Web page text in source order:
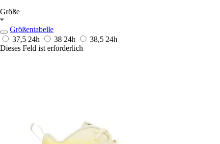
Größe
*
Größentabelle
37,5 24h 38 24h 38,5 24h
Dieses Feld ist erforderlich